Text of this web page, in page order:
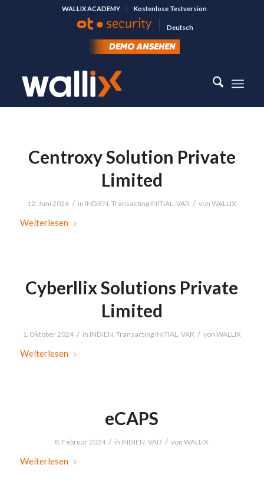
WALLIX ACADEMY Kostenlose Testversion
Deutsch
Centroxy Solution Private
Limited
12. Juni 2026 / in INDIEN ,Transacting INITIAL ,VAR / vonWALLIX
Weiterlesen
Cyberllix Solutions Private
Limited
1. Oktober 2024 / in INDIEN ,Transacting INITIAL ,VAR / vonWALLIX
Weiterlesen
eCAPS
8. Februar 2024 / in INDIEN ,VAD / vonWALLIX
Weiterlesen